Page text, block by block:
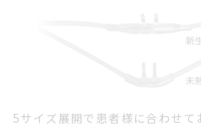
5サイズ展開で患者様に合わせて